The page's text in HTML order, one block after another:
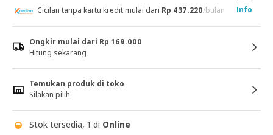
Info
Cicilan tanpa kartu kredit mulai dari Rp 437.220/bulan
Ongkir mulai dari Rp 169.000
Hitung sekarang
Temukan produk di toko
Silakan pilih
Stok tersedia, 1 di Online